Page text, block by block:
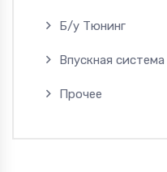
Б/у Тюнинг
Впускная система
Прочее